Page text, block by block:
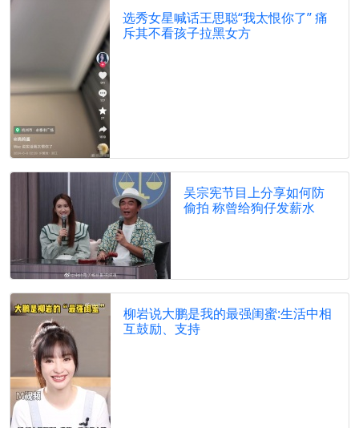
选秀女星喊话王思聪“我太恨你了” 痛
斥其不看孩子拉黑女方
吴宗宪节目上分享如何防
偷拍 称曾给狗仔发薪水
柳岩说大鹏是我的最强闺蜜:生活中相
互鼓励、支持